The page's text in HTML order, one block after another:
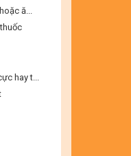
ă...
hay t...